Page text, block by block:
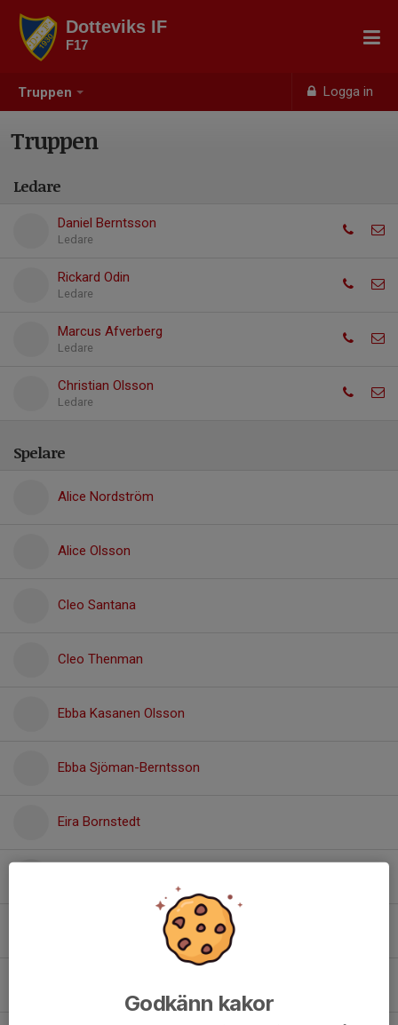
Truppen Logga in
Dotteviks IF
F17
Truppen
Ledare
Daniel Berntsson
Ledare
Rickard Odin
Ledare
Marcus Afverberg
Ledare
Christian Olsson
Ledare
Spelare
Alice Nordström
Alice Olsson
Cleo Santana
Cleo Thenman
Ebba Kasanen Olsson
Ebba Sjöman-Berntsson
Eira Bornstedt
Godkänn kakor